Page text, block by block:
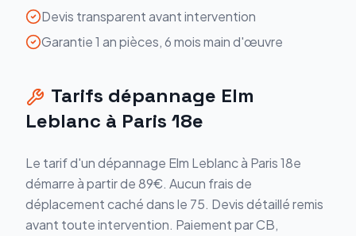
Devis transparent avant intervention
Garantie 1 an pièces, 6 mois main d'œuvre
Tarifs dépannage Elm
Leblanc à Paris 18e
Le tarif d'undépannage Elm Leblancà Paris 18e
démarreà partir de 89€. Aucun frais de
déplacement caché dans le 75. Devis détaillé remis
avant toute intervention. Paiement par CB,